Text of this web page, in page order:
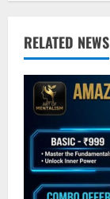
R
e
a
d
RELATED NEWS